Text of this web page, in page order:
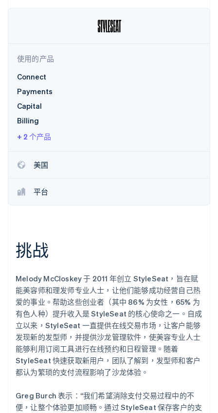
使用的产品
Connect
Payments
Capital
Billing
+ 2 个产品
美国
平台
挑战
Melody McCloskey 于 2011 年创立 StyleSeat，旨在赋
能美容师和理发师专业人士，让他们能够成功经营自己热
爱的事业。帮助这些创业者（其中 86% 为女性，65% 为
有色人种）提升收入是 StyleSeat 的核心使命之一。自成
立以来，StyleSeat 一直提供在线交易市场，让客户能够
发现新的发型师，并提供沙龙管理软件，使美容专业人士
能够利用订阅工具进行在线预约和日程管理。随着
StyleSeat 快速获取新用户，团队了解到，发型师和客户
都认为繁琐的支付流程影响了沙龙体验。
Greg Burch 表示：“我们希望消除支付交易过程中的不
便，让整个体验更加顺畅。通过 StyleSeat 保存客户的支